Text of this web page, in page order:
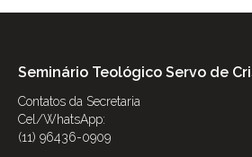
Seminário Teológico Servo de
Contatos da Secretaria
Cel/WhatsApp:
(11) 96436-0909